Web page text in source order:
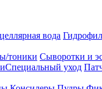
вода
тоники Сыворотки и
Специальный уход